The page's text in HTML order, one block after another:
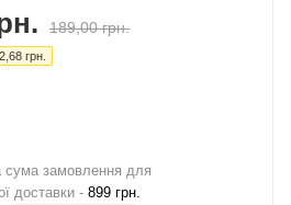
189,00грн.
грн.
сума замовлення для
доставки - 899 грн.